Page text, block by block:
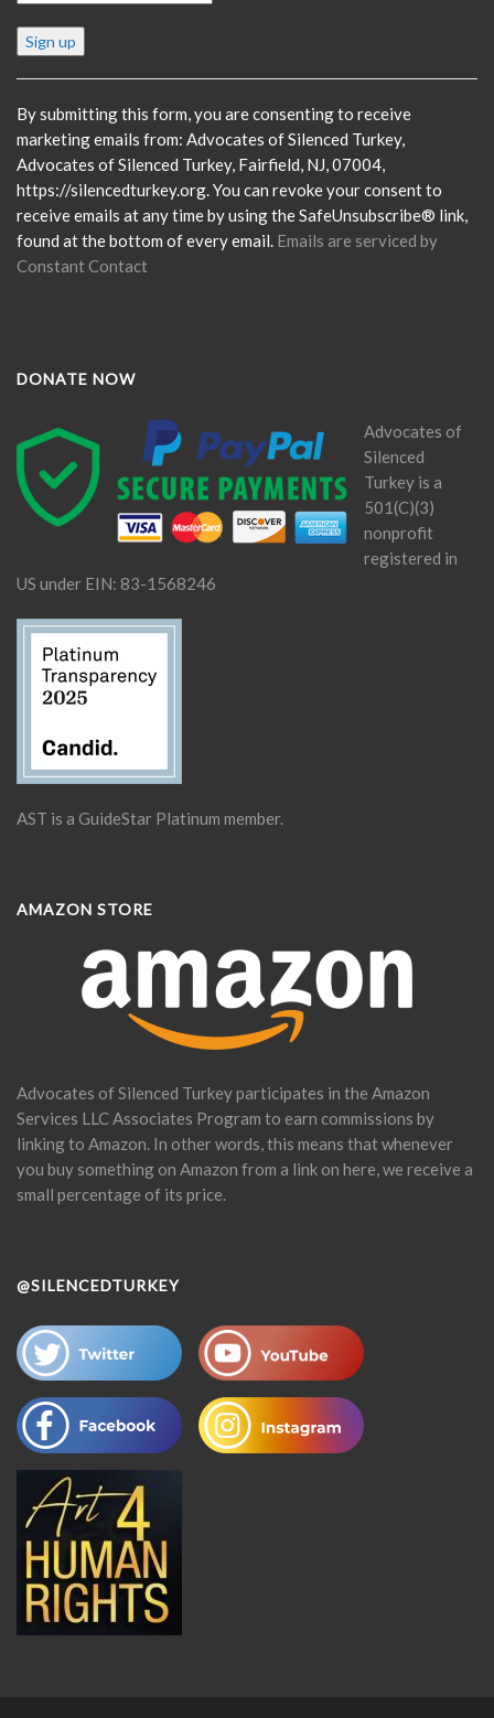
Constant
Contact
Please
leave
this
field
blank.
By submitting this form, you are consenting to receive
marketing emails from: Advocates of Silenced Turkey,
Advocates of Silenced Turkey, Fairfield, NJ, 07004,
https://silencedturkey.org. You can revoke your consent to
receive emails at any time by using the SafeUnsubscribe® link,
found at the bottom of every email. Emails are serviced by
Constant Contact
DONATE NOW
Advocates of
Silenced
Turkey is a
501(C)(3)
nonprofit
registered in
US under EIN: 83-1568246
AST is a GuideStar Platinum member.
AMAZON STORE
Advocates of Silenced Turkey participates in the Amazon
Services LLC Associates Program to earn commissions by
linking to Amazon. In other words, this means that whenever
you buy something on Amazon from a link on here, we receive a
small percentage of its price.
@SILENCEDTURKEY